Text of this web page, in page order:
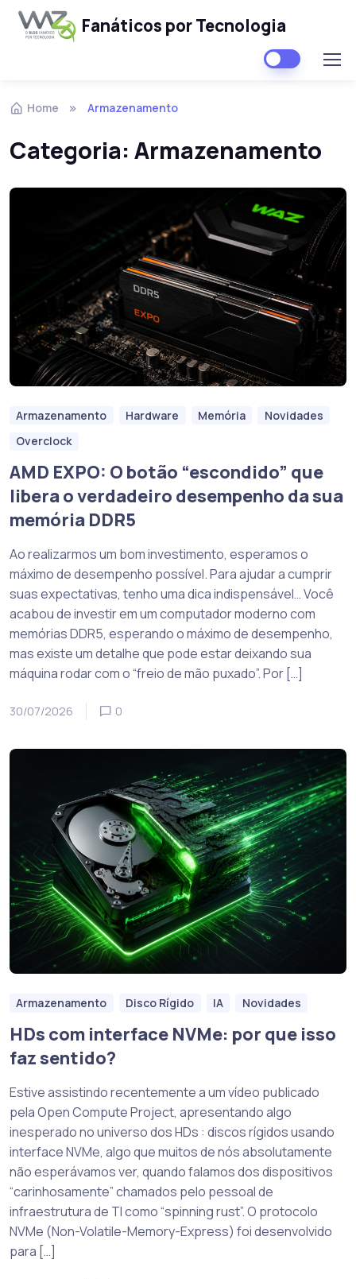
Fanáticos por Tecnologia
Home Armazenamento
Categoria: Armazenamento
Armazenamento Hardware Memória
Novidades
Overclock
AMD EXPO: O botão “escondido” que
libera o verdadeiro desempenho da sua
memória DDR5
Ao realizarmos um bom investimento, esperamos o
máximo de desempenho possível. Para ajudar a cumprir
suas expectativas, tenho uma dica indispensável… Você
acabou de investir em um computador moderno com
memórias DDR5, esperando o máximo de desempenho,
mas existe um detalhe que pode estar deixando sua
máquina rodar com o “freio de mão puxado”. Por […]
30/07/2026 0
Armazenamento Disco Rígido IA Novidades
HDs com interface NVMe: por que isso
faz sentido?
Estive assistindo recentemente a um vídeo publicado
pela Open Compute Project, apresentando algo
inesperado no universo dos HDs : discos rígidos usando
interface NVMe, algo que muitos de nós absolutamente
não esperávamos ver, quando falamos dos dispositivos
“carinhosamente” chamados pelo pessoal de
infraestrutura de TI como “spinning rust”. O protocolo
NVMe (Non-Volatile-Memory-Express) foi desenvolvido
para […]